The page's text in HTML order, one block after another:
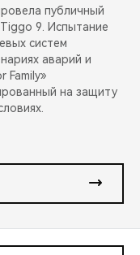
публичный
9. Испытание
систем
аварий и
Family»
на защиту